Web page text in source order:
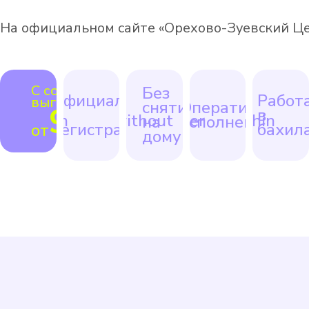
На официальном сайте «Орехово-Зуевский
С соседями
выгоднее
от990 ₽
Официально
с
регистрацией
Без
снятия
на
дому
Оперативное
исполнение
в